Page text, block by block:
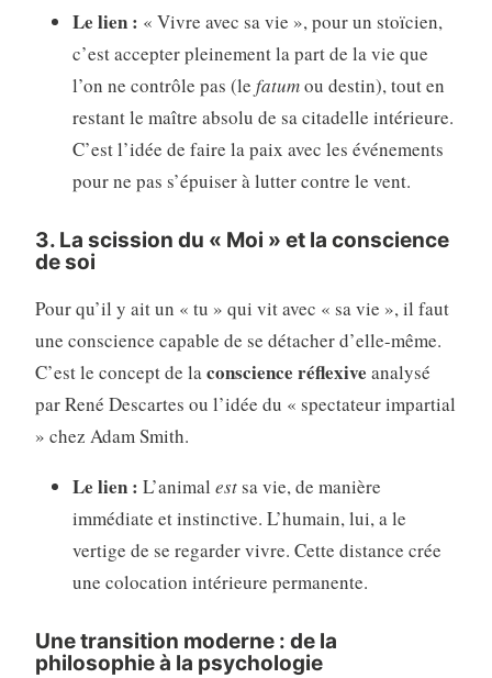
Le lien : « Vivre avec sa vie », pour un stoïcien,
c’est accepter pleinement la part de la vie que
l’on ne contrôle pas (le fatumou destin), tout en
restant le maître absolu de sa citadelle intérieure.
C’est l’idée de faire la paix avec les événements
pour ne pas s’épuiser à lutter contre le vent.
3. La scission du « Moi » et la conscience
de soi
Pour qu’il y ait un « tu » qui vit avec « sa vie », il faut
une conscience capable de se détacher d’elle-même.
C’est le concept de laconscience réflexive analysé
par René Descartes ou l’idée du « spectateur impartial
» chez Adam Smith.
Le lien : L’animal estsa vie, de manière
immédiate et instinctive. L’humain, lui, a le
vertige de se regarder vivre. Cette distance crée
une colocation intérieure permanente.
Une transition moderne : de la
philosophie à la psychologie